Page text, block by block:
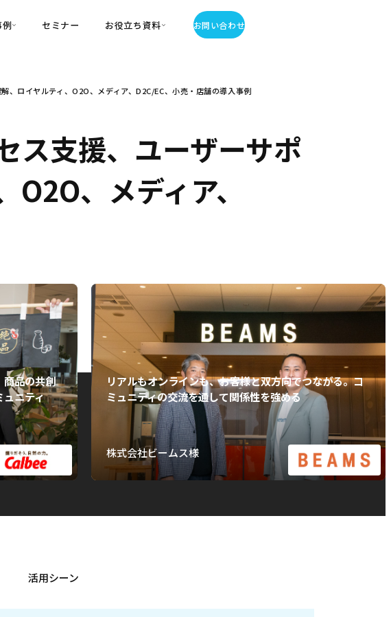
成
・Commune Navigator
例
導入事例
セミナー お役立ち資料
・お役立ち資料
お問い合わせ
、ロイヤルティ、O2O、メディア、D2C/EC、小売・店舗の導入事例
ス支援、ユーザーサポ
、メディア、
商品の共創
ニティ
リアルもオンラインも、お客様と双方向でつながる。コ
ミュニティの交流を通して関係性を強める
株式会社ビームス様
活用シーン